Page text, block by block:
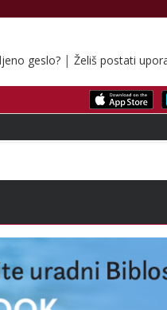
geslo? | Želiš postati